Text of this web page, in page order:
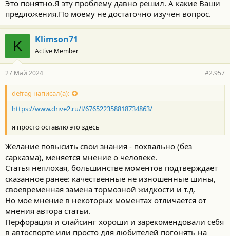
с
т
и
:
Это понятно.Я эту проблему давно решил. А какие Ваши
предложения.По моему не достаточно изучен вопрос.
K Klimson71
Active Member
27 Май 2024 #2.957
defrag написал(а):
https://www.drive2.ru/l/676522358818734863/
я просто оставлю это здесь
Желание повысить свои знания - похвально (без
сарказма), меняется мнение о человеке.
Статья неплохая, большинстве моментов подтверждает
сказанное ранее: качественные не изношенные шины,
своевременная замена тормозной жидкости и т.д.
Но мое мнение в некоторых моментах отличается от
мнения автора статьи.
Перфорация и слайсинг хороши и зарекомендовали себя
в автоспорте или просто для любителей погонять на